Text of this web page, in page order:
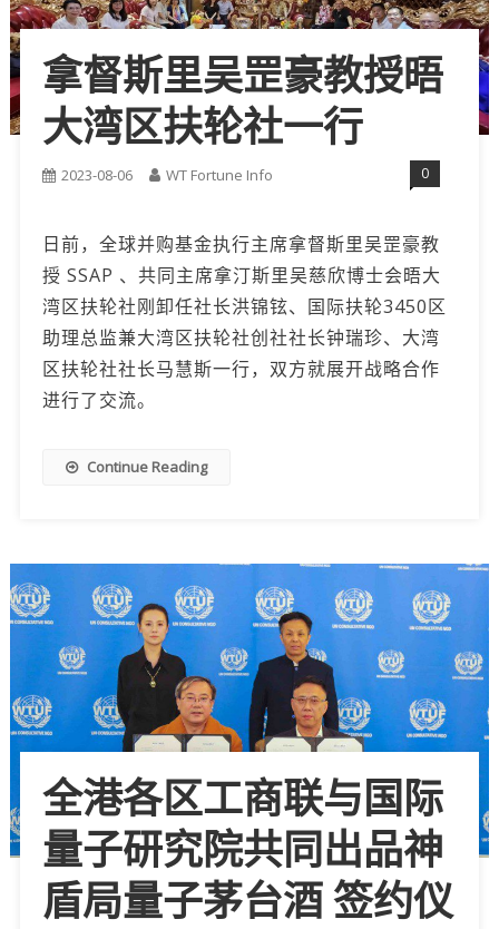
拿督斯里吴罡豪教授晤
大湾区扶轮社一行
2023-08-06 WT Fortune Info 0
日前，全球并购基金执行主席拿督斯里吴罡豪教
授 SSAP 、共同主席拿汀斯里吴慈欣博士会晤大
湾区扶轮社刚卸任社长洪锦铉、国际扶轮3450区
助理总监兼大湾区扶轮社创社社长钟瑞珍、大湾
区扶轮社社长马慧斯一行，双方就展开战略合作
进行了交流。
Continue Reading
全港各区工商联与国际
量子研究院共同出品神
盾局量子茅台酒 签约仪